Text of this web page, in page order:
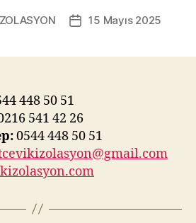
Yazı15 Mayıs 2025
448 50 51
541 42 26
0544 448 50 51